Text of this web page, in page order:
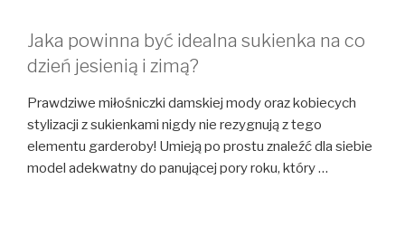
Jaka powinna być idealna sukienka na co
dzień jesienią i zimą?
Prawdziwe miłośniczki damskiej mody oraz kobiecych
stylizacji z sukienkami nigdy nie rezygnują z tego
elementu garderoby! Umieją po prostu znaleźć dla siebie
model adekwatny do panującej pory roku, który …